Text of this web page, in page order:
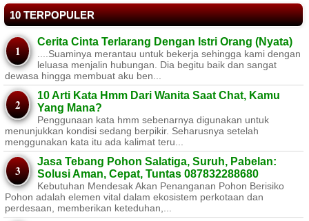
10 TERPOPULER
Cerita Cinta Terlarang Dengan Istri Orang (Nyata)
....Suaminya merantau untuk bekerja sehingga kami dengan
leluasa menjalin hubungan. Dia begitu baik dan sangat
dewasa hingga membuat aku ben...
10 Arti Kata Hmm Dari Wanita Saat Chat, Kamu
Yang Mana?
Penggunaan kata hmm sebenarnya digunakan untuk
menunjukkan kondisi sedang berpikir. Seharusnya setelah
menggunakan kata itu ada kalimat teru...
Jasa Tebang Pohon Salatiga, Suruh, Pabelan:
Solusi Aman, Cepat, Tuntas 087832288680
Kebutuhan Mendesak Akan Penanganan Pohon Berisiko ​
Pohon adalah elemen vital dalam ekosistem perkotaan dan
perdesaan, memberikan keteduhan,...